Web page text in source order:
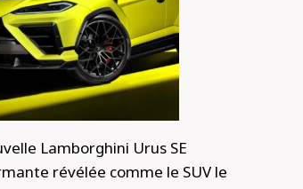
Lamborghini Urus SE
révélée comme le SUV le